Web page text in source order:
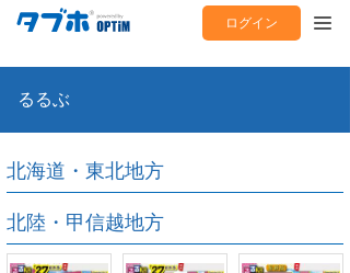
ログイン
るるぶ
北海道・東北地方
北陸・甲信越地方